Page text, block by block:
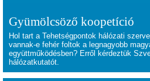
Gyümölcsöző koopetíció
Hol tart a Tehetségpontok hálózati
vannak-e fehér foltok a legnagyobb
együttműködésben? Erről kérdeztük
hálózatkutatót.